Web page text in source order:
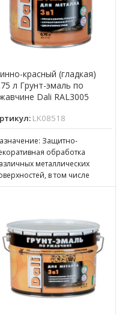
красный (гладкая)
л Грунт-эмаль по
Dali RAL3005
LK08518
Защитно-
обработка
металлических
в том числе
точечной или